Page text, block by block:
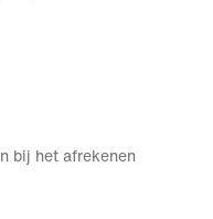
bij het afrekenen